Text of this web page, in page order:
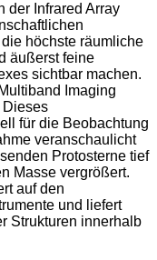
der Infrared Array
höchste räumliche
äußerst feine
sichtbar machen.
Imaging
Dieses
für die Beobachtung
veranschaulicht
Protosterne tief
Masse vergrößert.
auf den
und liefert
Strukturen innerhalb